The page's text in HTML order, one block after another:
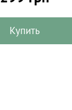
Купить